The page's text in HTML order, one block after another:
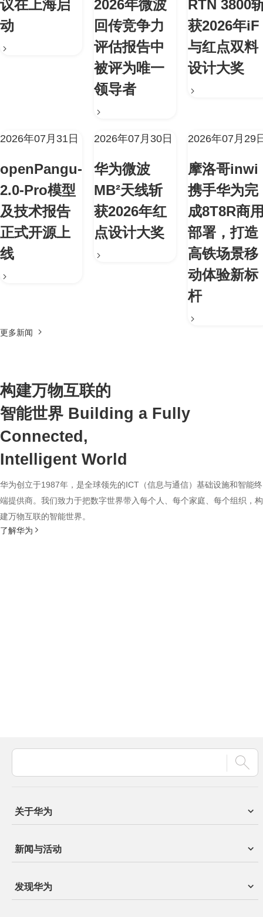
议在上海启
动
2026年微波
回传竞争力
评估报告中
被评为唯一
领导者
RTN 3800
获2026年iF
与红点双料
设计大奖
2026年07月31日
openPangu-
2.0-Pro模型
及技术报告
正式开源上
线
2026年07月30日
华为微波
MB²天线斩
获2026年红
点设计大奖
2026年07月29
摩洛哥inwi
携手华为完
成8T8R商
部署，打造
高铁场景移
动体验新标
杆
更多新闻
构建万物互联的
智能世界 Building a Fully
Connected,
Intelligent World
华为创立于1987年，是全球领先的ICT（信息与通信）基础设施和智能终
端提供商。我们致力于把数字世界带入每个人、每个家庭、每个组织，构
建万物互联的智能世界。
了解华为
关于华为
新闻与活动
发现华为